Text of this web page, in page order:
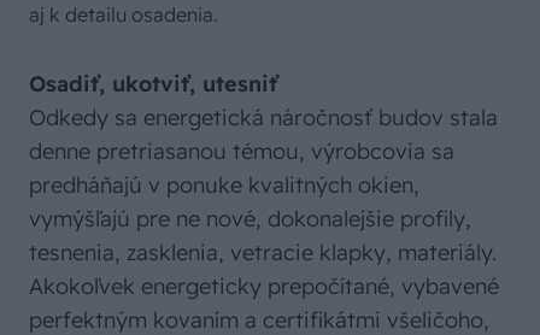
aj k detailu osadenia.
Osadiť, ukotviť, utesniť
Odkedy sa energetická náročnosť budov stala
denne pretriasanou témou, výrobcovia sa
predháňajú v ponuke kvalitných okien,
vymýšľajú pre ne nové, dokonalejšie profily,
tesnenia, zasklenia, vetracie klapky, materiály.
Akokoľvek energeticky prepočítané, vybavené
perfektným kovaním a certifikátmi všeličoho,